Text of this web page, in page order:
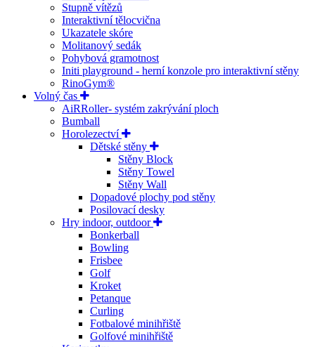
Stupně vítězů
Interaktivní tělocvična
Ukazatele skóre
Molitanový sedák
Pohybová gramotnost
Initi playground - herní konzole pro interaktivní stěny
RinoGym®
Volný čas
AiRRoller- systém zakrývání ploch
Bumball
Horolezectví
Dětské stěny
Stěny Block
Stěny Towel
Stěny Wall
Dopadové plochy pod stěny
Posilovací desky
Hry indoor, outdoor
Bonkerball
Bowling
Frisbee
Golf
Kroket
Petanque
Curling
Fotbalové minihřiště
Golfové minihřiště